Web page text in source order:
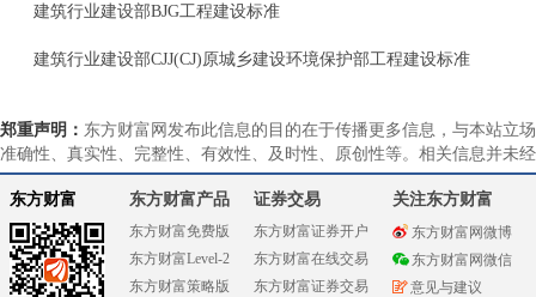
建筑行业建设部BJG工程建设标准
建筑行业建设部CJJ(CJ)原城乡建设环境保护部工程建设标准
郑重声明： 东方财富网发布此信息的目的在于传播更多信息，与本站立
准确性、真实性、完整性、有效性、及时性、原创性等。相关信息并未
东方财富 东方财富产品
东方财富免费版
东方财富Level-2
东方财富策略版
证券交易
东方财富证券开户
东方财富在线交易
东方财富证券交易
关注东方财富
东方财富网微博
东方财富网微信
意见与建议